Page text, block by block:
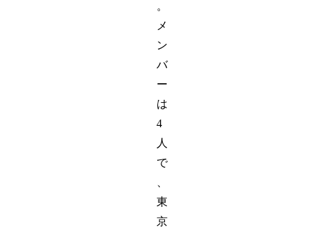
。
メ
ン
バ
ー
は
4
人
で
東
京